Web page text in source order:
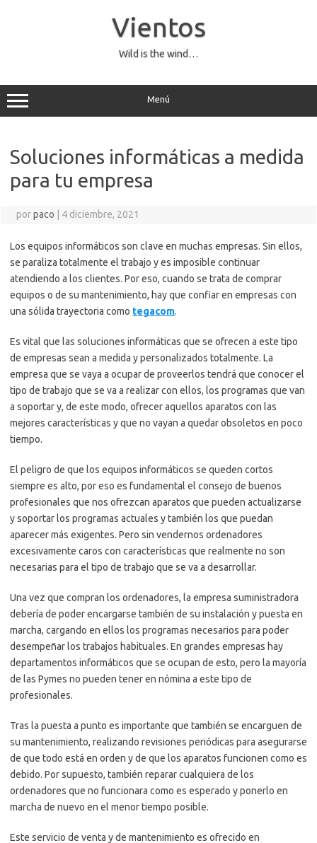
Vientos
Wild is the wind…
Menú
Soluciones informáticas a medida
para tu empresa
porpaco 4 diciembre, 2021
Los equipos informáticos son clave en muchas empresas. Sin ellos,
se paraliza totalmente el trabajo y es imposible continuar
atendiendo a los clientes. Por eso, cuando se trata de comprar
equipos o de su mantenimiento, hay que confiar en empresas con
una sólida trayectoria como tegacom.
Es vital que las soluciones informáticas que se ofrecen a este tipo
de empresas sean a medida y personalizados totalmente. La
empresa que se vaya a ocupar de proveerlos tendrá que conocer el
tipo de trabajo que se va a realizar con ellos, los programas que van
a soportar y, de este modo, ofrecer aquellos aparatos con las
mejores características y que no vayan a quedar obsoletos en poco
tiempo.
El peligro de que los equipos informáticos se queden cortos
siempre es alto, por eso es fundamental el consejo de buenos
profesionales que nos ofrezcan aparatos que pueden actualizarse
y soportar los programas actuales y también los que puedan
aparecer más exigentes. Pero sin vendernos ordenadores
excesivamente caros con características que realmente no son
necesarias para el tipo de trabajo que se va a desarrollar.
Una vez que compran los ordenadores, la empresa suministradora
debería de poder encargarse también de su instalación y puesta en
marcha, cargando en ellos los programas necesarios para poder
desempeñar los trabajos habituales. En grandes empresas hay
departamentos informáticos que se ocupan de esto, pero la mayoría
de las Pymes no pueden tener en nómina a este tipo de
profesionales.
Tras la puesta a punto es importante que también se encarguen de
su mantenimiento, realizando revisiones periódicas para asegurarse
de que todo está en orden y de que los aparatos funcionen como es
debido. Por supuesto, también reparar cualquiera de los
ordenadores que no funcionara como es esperado y ponerlo en
marcha de nuevo en el menor tiempo posible.
Este servicio de venta y de mantenimiento es ofrecido en